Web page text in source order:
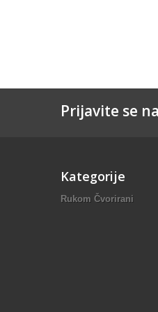
Prijavite se
Kategorije
Rukom Čvorirani